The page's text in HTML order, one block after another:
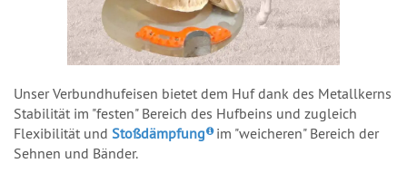
Unser Verbundhufeisen bietet dem Huf dank des Metallkerns
Stabilität im "festen" Bereich des Hufbeins und zugleich
Flexibilität und Stoßdämpfung im "weicheren" Bereich der
Sehnen und Bänder.